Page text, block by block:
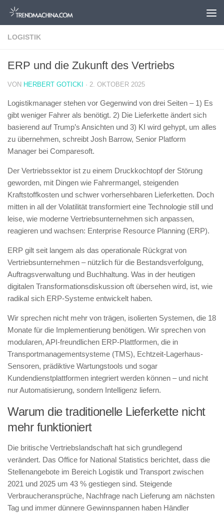
Zum Inhalt springen
LOGISTIK
ERP und die Zukunft des Vertriebs
VON HERBERT GOTICKI · 2. OKTOBER 2025
Logistikmanager stehen vor Gegenwind von drei Seiten – 1) Es
gibt weniger Fahrer als benötigt. 2) Die Lieferkette ändert sich
basierend auf Trump’s Ansichten und 3) KI wird gehypt, um alles
zu übernehmen, schreibt Josh Barrow, Senior Platform
Manager bei Comparesoft.
Der Vertriebssektor ist zu einem Druckkochtopf der Störung
geworden, mit Dingen wie Fahrermangel, steigenden
Kraftstoffkosten und schwer vorhersehbaren Lieferketten. Doch
mitten in all der Volatilität transformiert eine Technologie still und
leise, wie moderne Vertriebsunternehmen sich anpassen,
reagieren und wachsen: Enterprise Resource Planning (ERP).
ERP gilt seit langem als das operationale Rückgrat von
Vertriebsunternehmen – nützlich für die Bestandsverfolgung,
Auftragsverwaltung und Buchhaltung. Was in der heutigen
digitalen Transformationsdiskussion oft übersehen wird, ist, wie
radikal sich ERP-Systeme entwickelt haben.
Wir sprechen nicht mehr von trägen, isolierten Systemen, die 18
Monate für die Implementierung benötigen. Wir sprechen von
modularen, API-freundlichen ERP-Plattformen, die in
Transportmanagementsysteme (TMS), Echtzeit-Lagerhaus-
Sensoren, prädiktive Wartungstools und sogar
Kundendienstplattformen integriert werden können – und nicht
nur Automatisierung, sondern Intelligenz liefern.
Warum die traditionelle Lieferkette nicht
mehr funktioniert
Die britische Vertriebslandschaft hat sich grundlegend
verändert. Das Office for National Statistics berichtet, dass die
Stellenangebote im Bereich Logistik und Transport zwischen
2021 und 2025 um 43 % gestiegen sind. Steigende
Verbraucheransprüche, Nachfrage nach Lieferung am nächsten
Tag und immer dünnere Gewinnspannen haben Händler